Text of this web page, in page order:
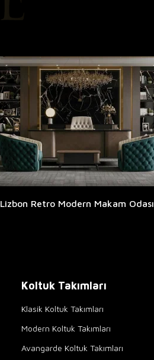
Lizbon Retro Modern Makam Odası
Koltuk Takımları
Klasik Koltuk Takımları
Modern Koltuk Takımları
Avangarde Koltuk Takımları